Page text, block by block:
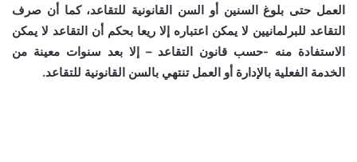
العمل حتى بلوغ السنين أو السن القانونية للتقاعد، كما أن صرف
التقاعد للبرلمانيين لا يمكن اعتباره إلا ريعا بحكم أن التقاعد لا يمكن
الاستفادة منه -حسب قانون التقاعد – إلا بعد سنوات معينة من
الخدمة الفعلية بالإدارة أو العمل تنتهي بالسن القانونية للتقاعد.